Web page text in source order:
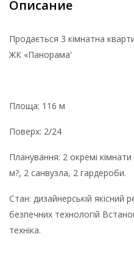
Описание
Продається 3 кімнатна
ЖК «Панорама'
Площа: 116 м
Поверх: 2/24
Планування: 2 окремі
м?, 2 санвузла, 2 гардероби.
Стан: дизайнерській якісний
безпечних технологій
техніка.